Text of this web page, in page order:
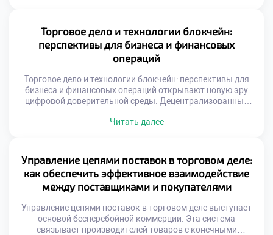
имеет стоимостное выражение и последствия. Понимание
этой связи отличает профессионала от дилетанта.
Обучение финансовым дисциплинам формирует
системное мышление. Студенты учатся видеть […]
Торговое дело и технологии блокчейн:
перспективы для бизнеса и финансовых
операций
Торговое дело и технологии блокчейн: перспективы для
бизнеса и финансовых операций открывают новую эру
цифровой доверительной среды. Децентрализованные
фундаментально. Посредники уступают место
гарантированной нормой. Бизнес получает инструмент
для устранения информационного шума. Студенты
изучают принципы распределенных систем как базу
будущего. Образование адаптируется под […]
Читать далее
Управление цепями поставок в торговом деле:
как обеспечить эффективное взаимодействие
между поставщиками и покупателями
Управление цепями поставок в торговом деле выступает
основой бесперебойной коммерции. Эта система
связывает производителей товаров с конечными